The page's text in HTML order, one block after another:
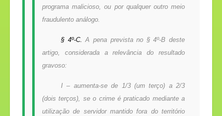
programa malicioso, ou por qualquer outro meio
fraudulento análogo.
§ 4º-C. A pena prevista no § 4º-B deste
artigo, considerada a relevância do resultado
gravoso:
I – aumenta-se de 1/3 (um terço) a 2/3
(dois terços), se o crime é praticado mediante a
utilização de servidor mantido fora do território